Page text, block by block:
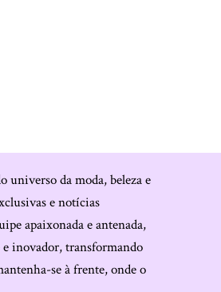
universo da moda, beleza e
e notícias
apaixonada e antenada,
e inovador, transformando
se à frente, onde o